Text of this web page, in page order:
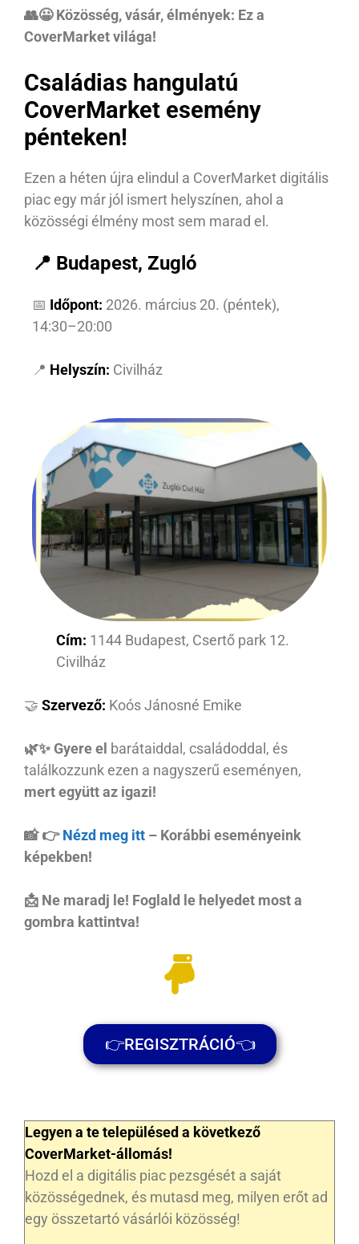
👥😀 Közösség, vásár, élmények: Ez a
CoverMarket világa!
Családias hangulatú
CoverMarket esemény
pénteken!
Ezen a héten újra elindul a CoverMarket digitális
piac egy már jól ismert helyszínen, ahol a
közösségi élmény most sem marad el.
📍 Budapest, Zugló
📅 Időpont: 2026. március 20. (péntek),
14:30–20:00
📍 Helyszín: Civilház
Cím: 1144 Budapest, Csertő park 12.
Civilház
🤝 Szervező: Koós Jánosné Emike
🌿✨ Gyere el barátaiddal, családoddal, és
találkozzunk ezen a nagyszerű eseményen,
mert együtt az igazi!
📸 👉Nézd meg itt – Korábbi eseményeink
képekben!
📩 Ne maradj le! Foglald le helyedet most a
gombra kattintva!
👉REGISZTRÁCIÓ👈
Legyen a te településed a következő
CoverMarket-állomás!
Hozd el a digitális piac pezsgését a saját
közösségednek, és mutasd meg, milyen erőt ad
egy összetartó vásárlói közösség!